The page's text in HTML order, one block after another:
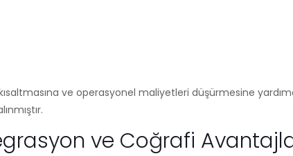
ve operasyonel maliyetleri düşürmesine
ve Coğrafi